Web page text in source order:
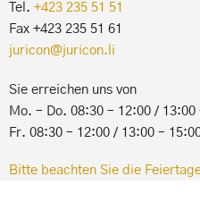
Tel. +423 235 51 51
Fax +423 235 51 61
juricon@juricon.li
Sie erreichen uns von
Mo. – Do. 08:30 – 12:00 / 13:00
Fr. 08:30 – 12:00 / 13:00 –
Bitte beachten Sie die